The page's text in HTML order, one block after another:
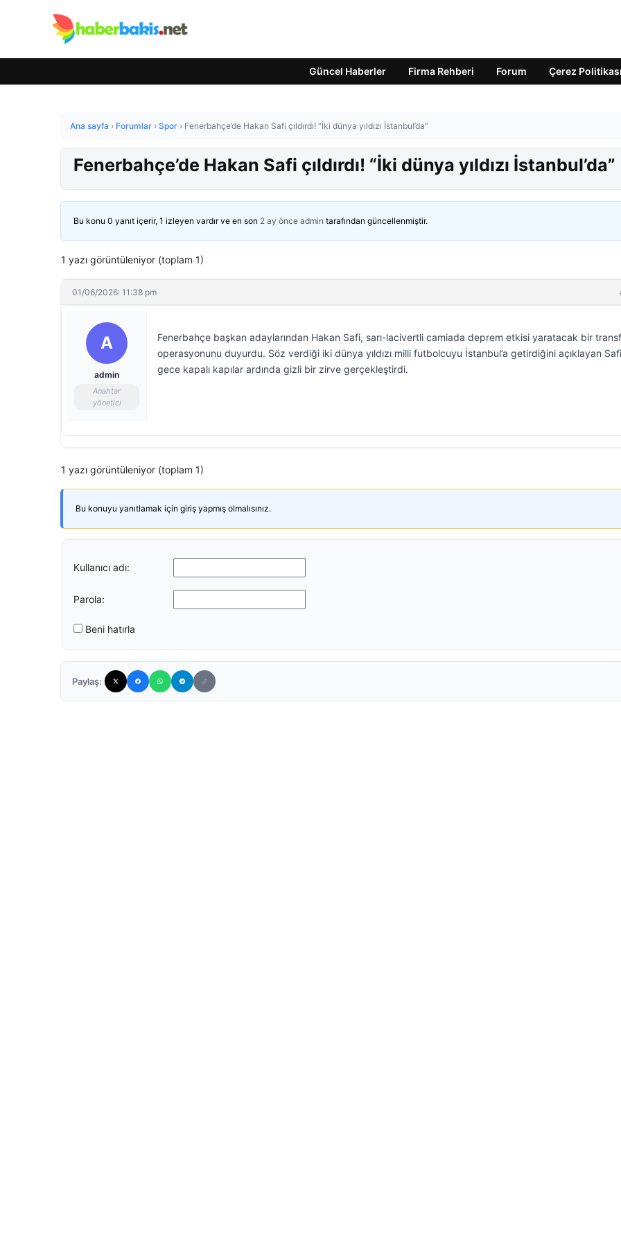
Güncel Haberler Firma Rehberi Forum Çerez Politikası
Ana sayfa › Forumlar › Spor › Fenerbahçe’de Hakan Safi çıldırdı! “İki dünya yıldızı İstanbul’da”
Fenerbahçe’de Hakan Safi çıldırdı! “İki dünya yıldızı İstanbul’da”
Bu konu 0 yanıt içerir, 1 izleyen vardır ve en son 2 ay önce admin tarafından güncellenmiştir.
1 yazı görüntüleniyor (toplam 1)
01/06/2026: 11:38 pm
A
admin
Anahtar
yönetici
Fenerbahçe başkan adaylarından Hakan Safi, sarı-lacivertli camiada deprem etkisi yaratacak bir
operasyonunu duyurdu. Söz verdiği iki dünya yıldızı milli futbolcuyu İstanbul’a getirdiğini açıklayan
gece kapalı kapılar ardında gizli bir zirve gerçekleştirdi.
1 yazı görüntüleniyor (toplam 1)
Bu konuyu yanıtlamak için giriş yapmış olmalısınız.
Kullanıcı adı:
Parola:
Beni hatırla
Paylaş: